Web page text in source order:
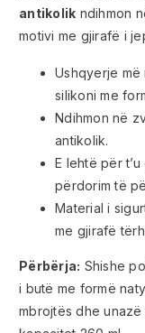
antikolik ndihmon
motivi me gjirafë i
Ushqyerje
silikoni me
Ndihmon në
antikolik.
E lehtë për
përdorim të
Material i
me gjirafë
Përbërja: Shishe
i butë me formë
mbrojtës dhe